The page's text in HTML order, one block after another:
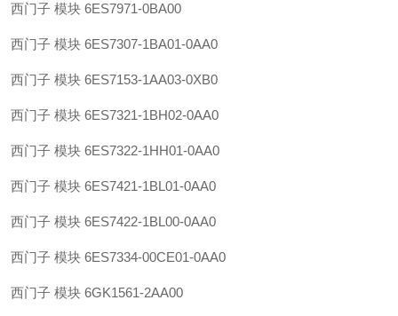
西门子 模块 6ES7971-0BA00
西门子 模块 6ES7307-1BA01-0AA0
西门子 模块 6ES7153-1AA03-0XB0
西门子 模块 6ES7321-1BH02-0AA0
西门子 模块 6ES7322-1HH01-0AA0
西门子 模块 6ES7421-1BL01-0AA0
西门子 模块 6ES7422-1BL00-0AA0
西门子 模块 6ES7334-00CE01-0AA0
西门子 模块 6GK1561-2AA00